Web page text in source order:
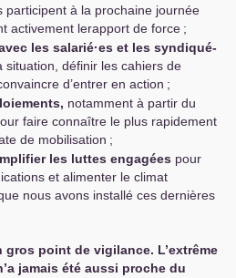
participent à la prochaine journée
activement lerapport de force ;
les salarié·es et les syndiqué-
situation, définir les cahiers de
d’entrer en action ;
notamment à partir du
faire connaître le plus rapidement
de mobilisation ;
les luttes engagées pour
et alimenter le climat
nous avons installé ces dernières
gros point de vigilance. L’extrême
jamais été aussi proche du